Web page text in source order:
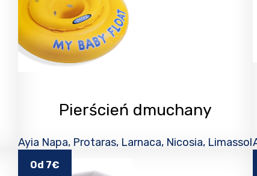
Pierścień dmuchany
Ayia Napa, Protaras, Larnaca, Nicosia, Limassol
Od 7€